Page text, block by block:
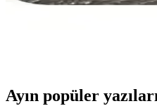
Ayın popüler